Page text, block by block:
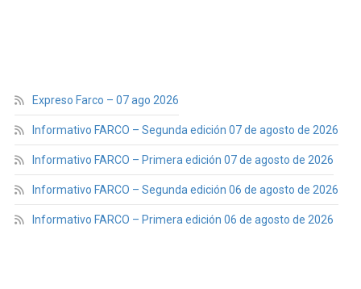
Expreso Farco – 07 ago 2026
Informativo FARCO – Segunda edición 07 de agosto de 2026
Informativo FARCO – Primera edición 07 de agosto de 2026
Informativo FARCO – Segunda edición 06 de agosto de 2026
Informativo FARCO – Primera edición 06 de agosto de 2026